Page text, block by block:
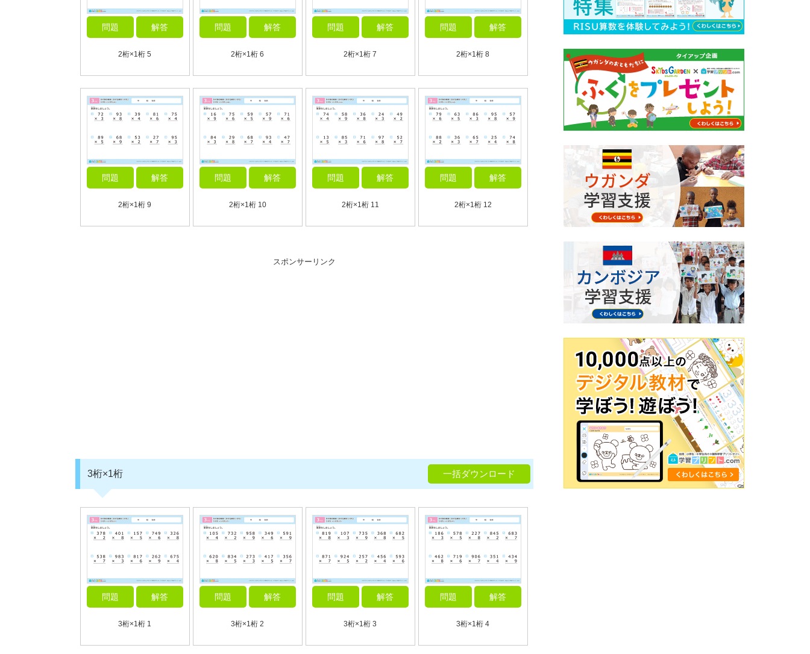
問題 解答
2桁×1桁 5
問題 解答
2桁×1桁 6
問題 解答
2桁×1桁 7
問題 解答
2桁×1桁 8
問題 解答
2桁×1桁 9
問題 解答
2桁×1桁 10
問題 解答
2桁×1桁 11
問題 解答
2桁×1桁 12
スポンサーリンク
3桁×1桁 一括ダウンロード
問題 解答
3桁×1桁 1
問題 解答
3桁×1桁 2
問題 解答
3桁×1桁 3
問題 解答
3桁×1桁 4